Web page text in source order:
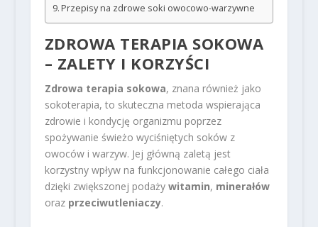
Przepisy na zdrowe soki owocowo-warzywne
ZDROWA TERAPIA SOKOWA
– ZALETY I KORZYŚCI
Zdrowa terapia sokowa, znana również jako
sokoterapia, to skuteczna metoda wspierająca
zdrowie i kondycję organizmu poprzez
spożywanie świeżo wyciśniętych soków z
owoców i warzyw. Jej główną zaletą jest
korzystny wpływ na funkcjonowanie całego ciała
dzięki zwiększonej podaży witamin, minerałów
oraz przeciwutleniaczy.